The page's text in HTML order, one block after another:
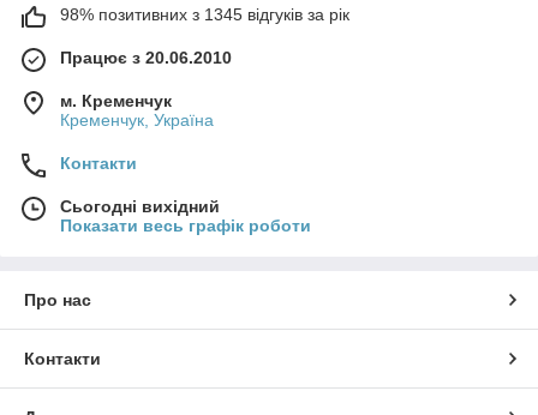
98% позитивних з 1345 відгуків за рік
Працює з 20.06.2010
м. Кременчук
Кременчук, Україна
Контакти
Сьогодні вихідний
Показати весь графік роботи
Про нас
Контакти